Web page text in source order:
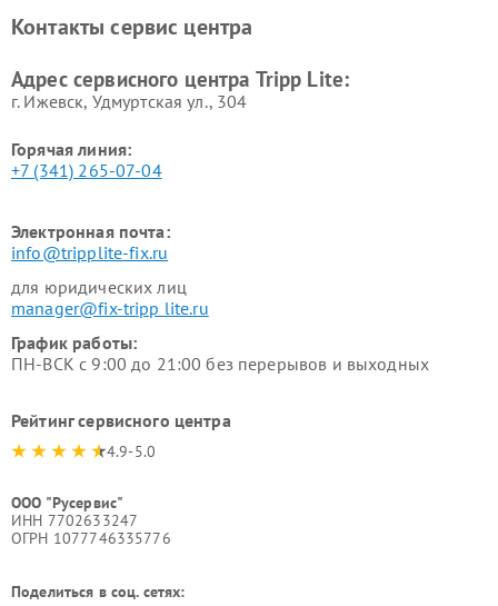
Контакты сервис центра
Адрес сервисного центра Tripp Lite:
г. Ижевск, Удмуртская ул., 304
Горячая линия:
+7 (341) 265-07-04
Электронная почта:
info@tripplite-fix.ru
для юридических лиц
manager@fix-tripp lite.ru
График работы:
ПН-ВСК с 9:00 до 21:00 без перерывов и выходных
Рейтинг сервисного центра
4.9-5.0
ООО "Русервис"
ИНН 7702633247
ОГРН 1077746335776
Поделиться в соц. сетях: